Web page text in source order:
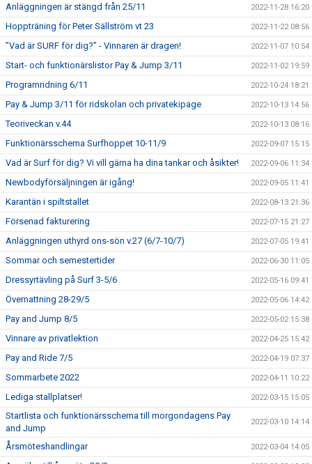
Anläggningen är stängd från 25/11 2022-11-28 16:20
Hoppträning för Peter Sällström vt 23 2022-11-22 08:56
”Vad är SURF för dig?” - Vinnaren är dragen! 2022-11-07 10:54
Start- och funktionärslistor Pay & Jump 3/11 2022-11-02 19:59
Programridning 6/11 2022-10-24 18:21
Pay & Jump 3/11 för ridskolan och privatekipage 2022-10-13 14:56
Teoriveckan v.44 2022-10-13 08:16
Funktionärsschema Surfhoppet 10-11/9 2022-09-07 15:15
Vad är Surf för dig? Vi vill gärna ha dina tankar och åsikter! 2022-09-06 11:34
Newbodyförsäljningen är igång! 2022-09-05 11:41
Karantän i spiltstallet 2022-08-13 21:36
Försenad fakturering 2022-07-15 21:27
Anläggningen uthyrd ons-sön v.27 (6/7-10/7) 2022-07-05 19:41
Sommar och semestertider 2022-06-30 11:05
Dressyrtävling på Surf 3-5/6 2022-05-16 09:41
Övernattning 28-29/5 2022-05-06 14:42
Pay and Jump 8/5 2022-05-02 15:38
Vinnare av privatlektion 2022-04-25 15:42
Pay and Ride 7/5 2022-04-19 07:37
Sommarbete 2022 2022-04-11 10:22
Lediga stallplatser! 2022-03-15 15:05
Startlista och funktionärsschema till morgondagens Pay
and Jump
2022-03-10 14:14
Årsmöteshandlingar 2022-03-04 14:05